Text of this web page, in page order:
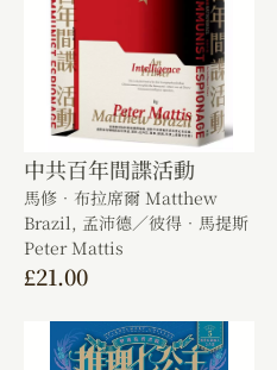
中共百年間諜活動
馬修．布拉席爾 Matthew
Brazil, 孟沛德／彼得．馬提斯
Peter Mattis
£21.00